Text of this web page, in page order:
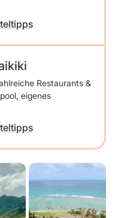
Restaurants &
eigenes